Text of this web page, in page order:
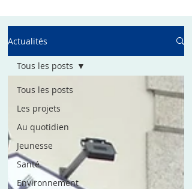
Actualités
Tous les posts
Les projets
Au quotidien
Jeunesse
Santé
Environnement
Tous les posts